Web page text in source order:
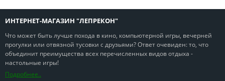
ИНТЕРНЕТ-МАГАЗИН "ЛЕПРЕКОН"
Что может быть лучше похода в кино, компьютерной игры, вечерней
прогулки или отвязной тусовки с друзьями? Ответ очевиден: то, что
объединит преимущества всех перечисленных видов отдыха -
настольные игры!
Подробнее..